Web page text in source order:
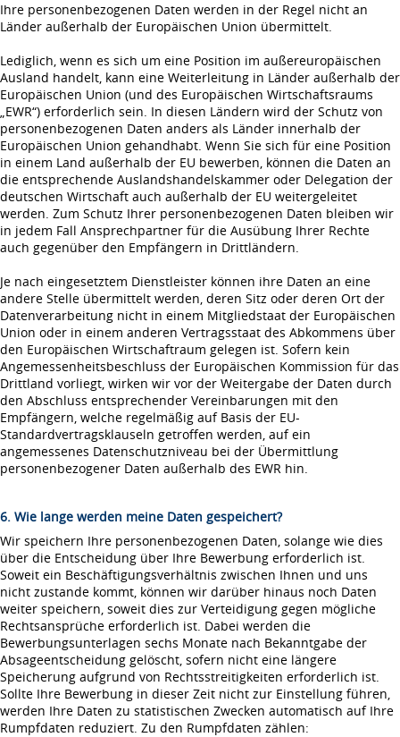
Ihre personenbezogenen Daten werden in der Regel nicht an
Länder außerhalb der Europäischen Union übermittelt.
Lediglich, wenn es sich um eine Position im außereuropäischen
Ausland handelt, kann eine Weiterleitung in Länder außerhalb der
Europäischen Union (und des Europäischen Wirtschaftsraums
„EWR“) erforderlich sein. In diesen Ländern wird der Schutz von
personenbezogenen Daten anders als Länder innerhalb der
Europäischen Union gehandhabt. Wenn Sie sich für eine Position
in einem Land außerhalb der EU bewerben, können die Daten an
die entsprechende Auslandshandelskammer oder Delegation der
deutschen Wirtschaft auch außerhalb der EU weitergeleitet
werden. Zum Schutz Ihrer personenbezogenen Daten bleiben wir
in jedem Fall Ansprechpartner für die Ausübung Ihrer Rechte
auch gegenüber den Empfängern in Drittländern.
Je nach eingesetztem Dienstleister können ihre Daten an eine
andere Stelle übermittelt werden, deren Sitz oder deren Ort der
Datenverarbeitung nicht in einem Mitgliedstaat der Europäischen
Union oder in einem anderen Vertragsstaat des Abkommens über
den Europäischen Wirtschaftraum gelegen ist. Sofern kein
Angemessenheitsbeschluss der Europäischen Kommission für das
Drittland vorliegt, wirken wir vor der Weitergabe der Daten durch
den Abschluss entsprechender Vereinbarungen mit den
Empfängern, welche regelmäßig auf Basis der EU-
Standardvertragsklauseln getroffen werden, auf ein
angemessenes Datenschutzniveau bei der Übermittlung
personenbezogener Daten außerhalb des EWR hin.
6. Wie lange werden meine Daten gespeichert?
Wir speichern Ihre personenbezogenen Daten, solange wie dies
über die Entscheidung über Ihre Bewerbung erforderlich ist.
Soweit ein Beschäftigungsverhältnis zwischen Ihnen und uns
nicht zustande kommt, können wir darüber hinaus noch Daten
weiter speichern, soweit dies zur Verteidigung gegen mögliche
Rechtsansprüche erforderlich ist. Dabei werden die
Bewerbungsunterlagen sechs Monate nach Bekanntgabe der
Absageentscheidung gelöscht, sofern nicht eine längere
Speicherung aufgrund von Rechtsstreitigkeiten erforderlich ist.
Sollte Ihre Bewerbung in dieser Zeit nicht zur Einstellung führen,
werden Ihre Daten zu statistischen Zwecken automatisch auf Ihre
Rumpfdaten reduziert. Zu den Rumpfdaten zählen: